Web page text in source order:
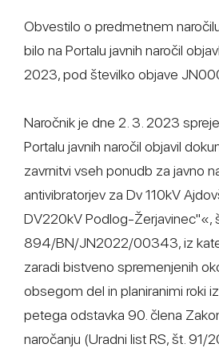
Obvestilo o predmetnem
bilo na Portalu javnih naročil
2023, pod številko objave
Naročnik je dne 2. 3. 2023
Portalu javnih naročil objavil
zavrnitvi vseh ponudb za javno
antivibratorjev za Dv 110kV
DV220kV Podlog-Žerjavinec"«,
894/BN/JN2022/00343, iz
zaradi bistveno spremenjenih
obsegom del in planiranimi roki
petega odstavka 90. člena
naročanju (Uradni list RS, št. 91/